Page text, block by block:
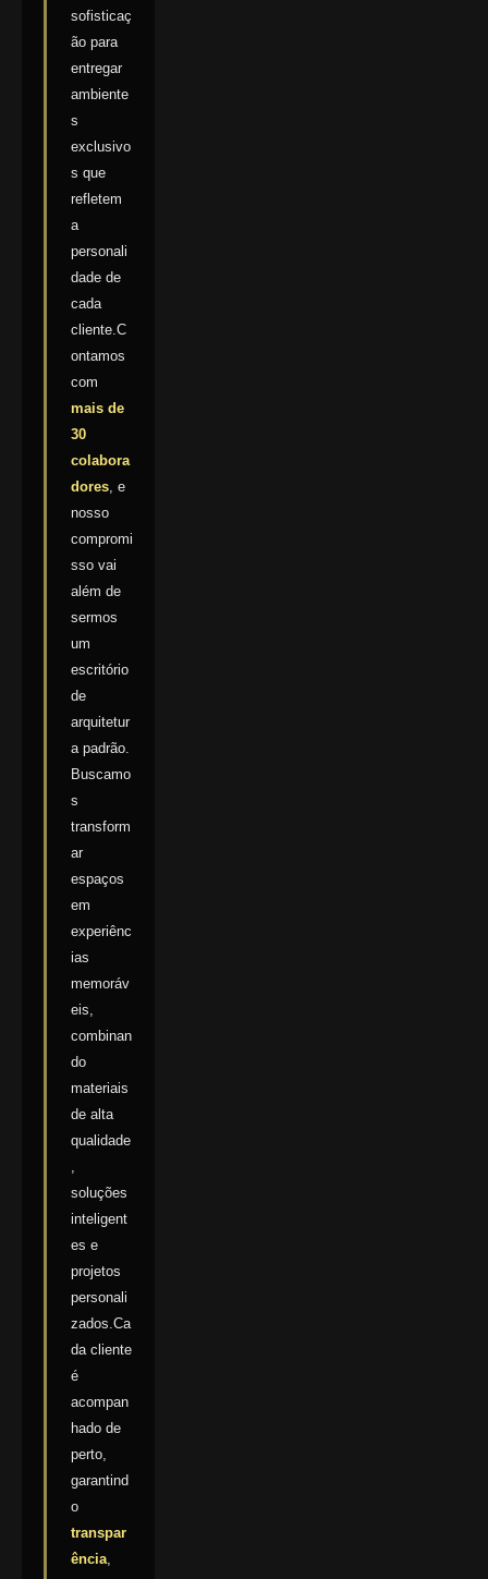
sofisticaç
ão para
entregar
ambiente
s
exclusivo
s que
refletem
a
personali
dade de
cada
cliente.C
ontamos
com
mais de
30
colabora
dores, e
nosso
compromi
sso vai
além de
sermos
um
escritório
de
arquitetur
a padrão.
Buscamo
s
transform
ar
espaços
em
experiênc
ias
memoráv
eis,
combinan
do
materiais
de alta
qualidade
,
soluções
inteligent
es e
projetos
personali
zados.Ca
da cliente
é
acompan
hado de
perto,
garantind
o
transpar
ência,